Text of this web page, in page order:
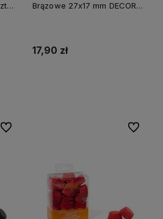
Brązowe 27x17 mm DECORA
17,90 zł
Do ulubionych Do